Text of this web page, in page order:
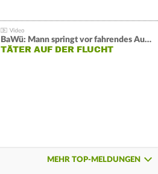
BaWü: Mann springt vor fahrendes Auto und schießt
TÄTER AUF DER FLUCHT
MEHR TOP-MELDUNGEN